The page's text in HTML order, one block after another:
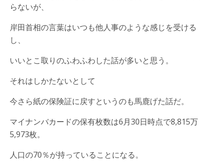
らないが、
岸田首相の言葉はいつも他人事のような感じを受ける
し、
いいとこ取りのふわふわした話が多いと思う。
それはしかたないとして
今さら紙の保険証に戻すというのも馬鹿げた話だ。
マイナンバカードの保有枚数は6月30日時点で8,815万
5,973枚。
人口の70％が持っていることになる。